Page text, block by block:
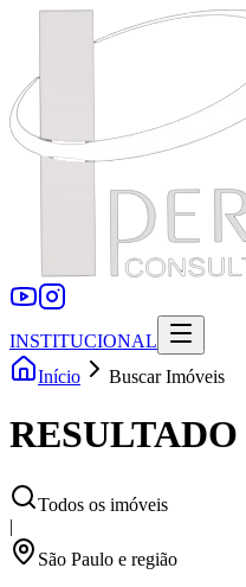
INSTITUCIONAL
Início
Buscar Imóveis
Todos os imóveis
|
São Paulo e região